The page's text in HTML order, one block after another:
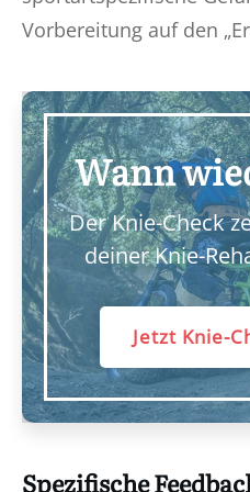
Vorbereitung auf den
Wann
Der Knie-Check
deiner Knie-
Jetzt Knie-
Spezifische